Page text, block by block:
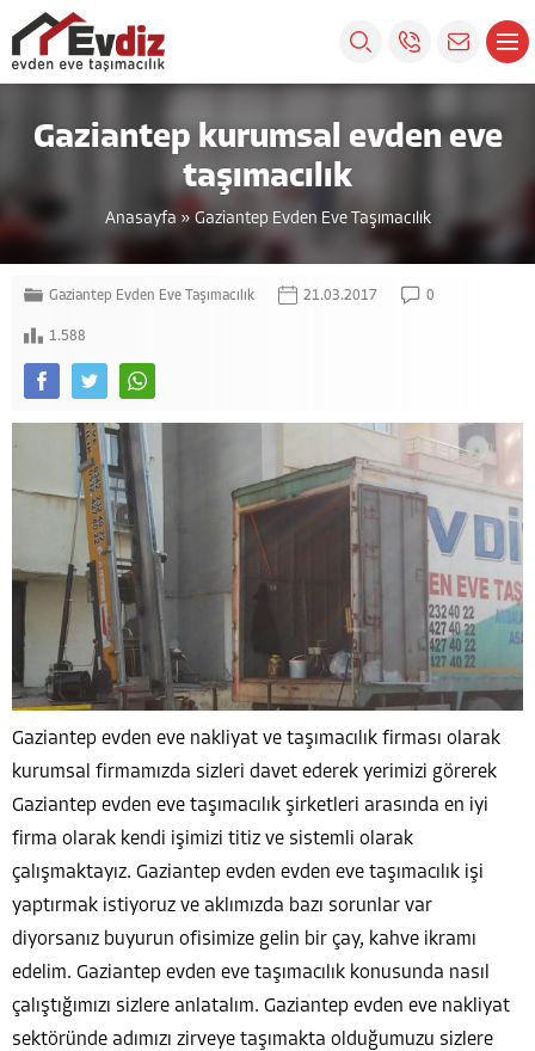
Gaziantep kurumsal evden eve
taşımacılık
Anasayfa » Gaziantep Evden Eve Taşımacılık
Gaziantep Evden Eve Taşımacılık 21.03.2017 0
1.588
Gaziantep evden eve nakliyat ve taşımacılık firması olarak
kurumsal firmamızda sizleri davet ederek yerimizi görerek
Gaziantep evden eve taşımacılık şirketleri arasında en iyi
firma olarak kendi işimizi titiz ve sistemli olarak
çalışmaktayız. Gaziantep evden evden eve taşımacılık işi
yaptırmak istiyoruz ve aklımızda bazı sorunlar var
diyorsanız buyurun ofisimize gelin bir çay, kahve ikramı
edelim. Gaziantep evden eve taşımacılık konusunda nasıl
çalıştığımızı sizlere anlatalım. Gaziantep evden eve nakliyat
sektöründe adımızı zirveye taşımakta olduğumuzu sizlere